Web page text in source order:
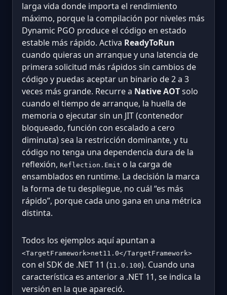
larga vida donde importa el rendimiento
máximo, porque la compilación por niveles más
Dynamic PGO produce el código en estado
estable más rápido. Activa ReadyToRun
cuando quieras un arranque y una latencia de
primera solicitud más rápidos sin cambios de
código y puedas aceptar un binario de 2 a 3
veces más grande. Recurre a Native AOTsolo
cuando el tiempo de arranque, la huella de
memoria o ejecutar sin un JIT (contenedor
bloqueado, función con escalado a cero
diminuta) sea la restricción dominante, y tu
código no tenga una dependencia dura de la
reflexión, Reflection.Emit o la carga de
ensamblados en runtime. La decisión la marca
la forma de tu despliegue, no cuál “es más
rápido”, porque cada uno gana en una métrica
distinta.
Todos los ejemplos aquí apuntan a
<TargetFramework>net11.0</TargetFramework>
con el SDK de .NET 11 (11.0.100). Cuando una
característica es anterior a .NET 11, se indica la
versión en la que apareció.